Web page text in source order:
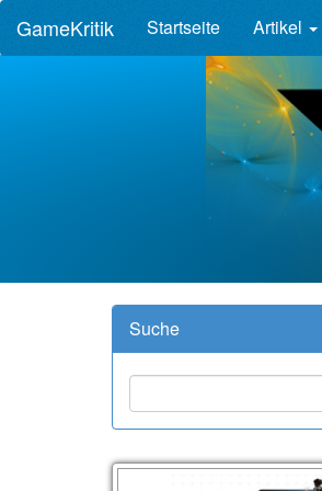
GameKritik Startseite Artikel
Suche